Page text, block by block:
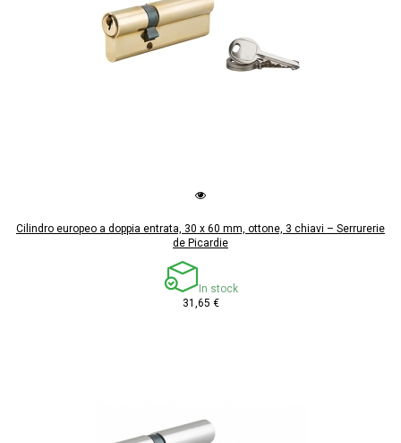
Cilindro europeo a doppia entrata, 30 x 60 mm, ottone, 3 chiavi – Serrurerie
de Picardie
In stock
31,65 €